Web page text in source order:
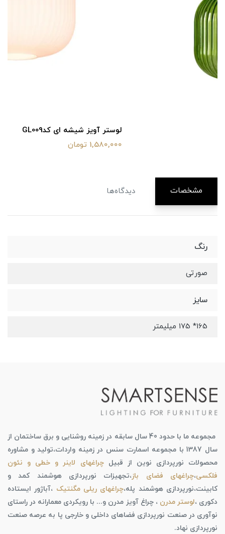
مشخصات دیدگاه‌ها
رنگ
صورتی
سایز
165* 175 میلیمتر
مجموعه ما با حدود 40 سال سابقه در زمینه روشنایی و برق ساختمان از
سال 1387 با مجموعه اسمارت سنس در زمینه واردات،تولید و مشاوره
محصولات نورپردازی نوین از قبیلچراغهای لاینر و خطی و نئون
فلکسی،چراغهای فضای باز،تجهیزات نورپردازی هوشمند کمد و
کابینت،نورپردازی هوشمند پله،چراغهای ریلی مگنتیک ،آباژور ایستاده
دکوری ،لوستر مدرن ، چراغ آویز مدرن و... با رویکردی معمارانه در راستای
نوآوری در صنعت نورپردازی فضاهای داخلی و خارجی پا به عرصه صنعت
نورپردازی نهاد.